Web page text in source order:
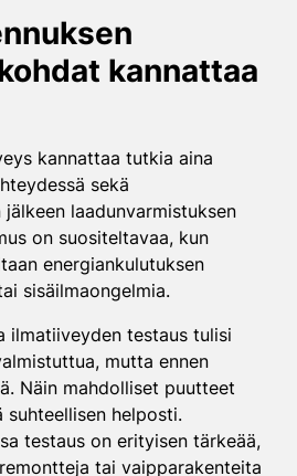
kannattaa
kannattaa tutkia aina
sekä
laadunvarmistuksen
on suositeltavaa, kun
energiankulutuksen
sisäilmaongelmia.
ilmatiiveyden testaus tulisi
mutta ennen
Näin mahdolliset puutteet
helposti.
testaus on erityisen tärkeää,
tai vaipparakenteita